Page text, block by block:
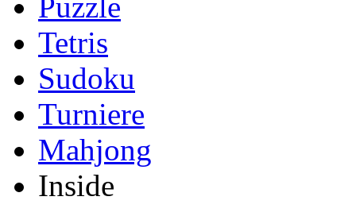
Tetris
Sudoku
Turniere
Mahjong
Inside